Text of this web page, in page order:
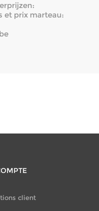
et prix marteau:
client